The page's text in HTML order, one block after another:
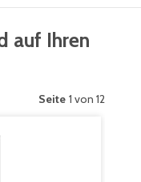
auf Ihren
Seite 1 von 12